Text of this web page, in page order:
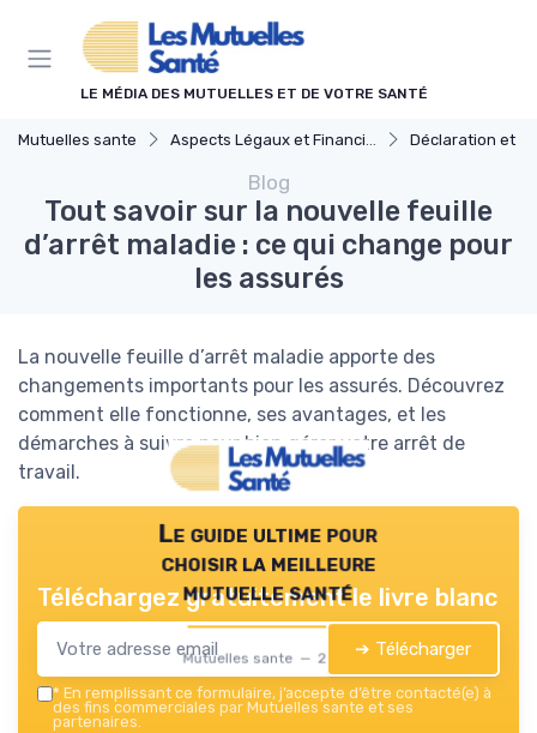
LE MÉDIA DES MUTUELLES ET DE VOTRE SANTÉ
Mutuelles sante Aspects Légaux et Financiers Déclaration et
Blog
Tout savoir sur la nouvelle feuille
d’arrêt maladie : ce qui change pour
les assurés
La nouvelle feuille d’arrêt maladie apporte des
changements importants pour les assurés. Découvrez
comment elle fonctionne, ses avantages, et les
démarches à suivre pour bien gérer votre arrêt de
travail.
Le guide ultime pour
choisir la meilleure
mutuelle santé
Mutuelles sante — 2026
Téléchargez gratuitement le livre blanc
➔ Télécharger
* En remplissant ce formulaire, j’accepte d’être contacté(e) à
des fins commerciales par Mutuelles sante et ses
partenaires.